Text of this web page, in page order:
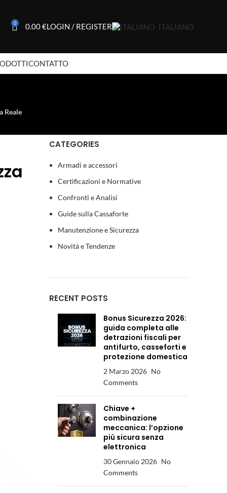
0 0.00€LOGIN / REGISTER ITALIANO
CONTATTO
Reale
CATEGORIES
Armadi e accessori
Certificazioni e Normative
Confronti e Analisi
Guide sulla Cassaforte
Manutenzione e Sicurezza
Novità e Tendenze
RECENT POSTS
Bonus Sicurezza 2026:
guida completa alle
detrazioni fiscali per
antifurto, casseforti e
protezione domestica
2 Marzo 2026 No
Comments
Chiave +
combinazione
meccanica: l’opzione
più sicura senza
elettronica
30 Gennaio 2026 No
Comments